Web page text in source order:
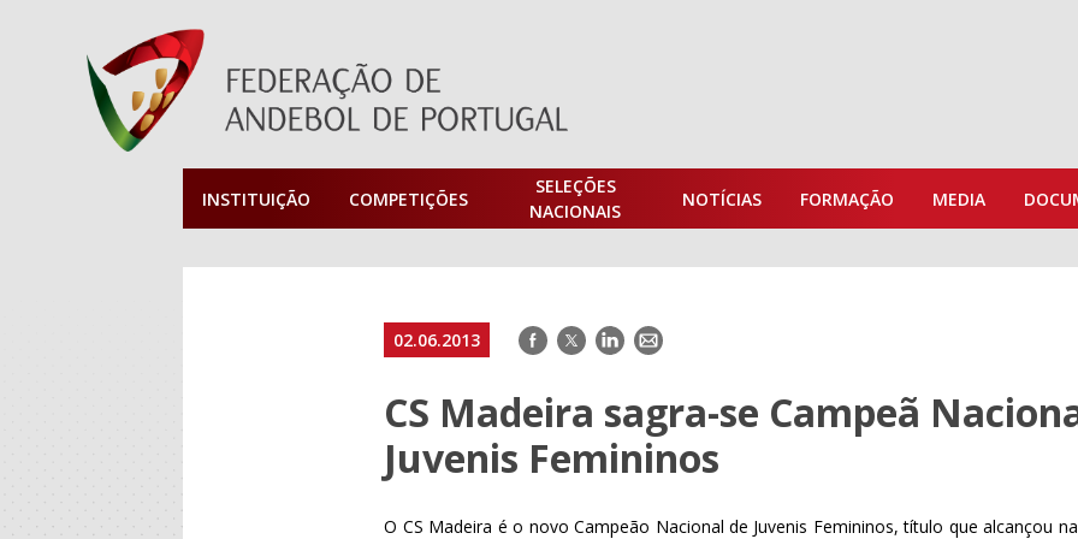
INSTITUIÇÃO COMPETIÇÕES
SELEÇÕES
NACIONAIS
NOTÍCIAS FORMAÇÃO MEDIA
02.06.2013 Facebook
TwitterLinkedIn
E-
CS Madeira sagra-se Campeã
Juvenis Femininos
O CS Madeira é o novo Campeão Nacional de Juvenis Femininos, título que alcançou